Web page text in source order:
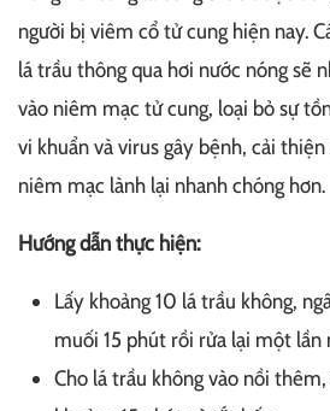
người bị viêm cổ tử cung hiện nay.
lá trầu thông qua hơi nước nóng sẽ
vào niêm mạc tử cung, loại bỏ sự
vi khuẩn và virus gây bệnh, cải
niêm mạc lành lại nhanh chóng hơn.
Hướng dẫn thực hiện:
Lấy khoảng 10 lá trầu không,
muối 15 phút rồi rửa lại một lần
Cho lá trầu không vào nồi